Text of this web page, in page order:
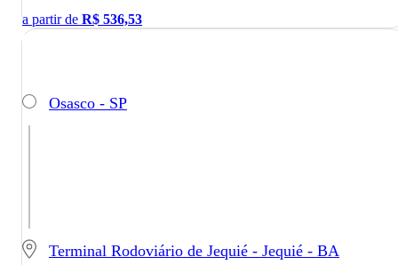
a partir de R$ 536,53
Osasco - SP
Terminal Rodoviário de Jequié - Jequié - BA